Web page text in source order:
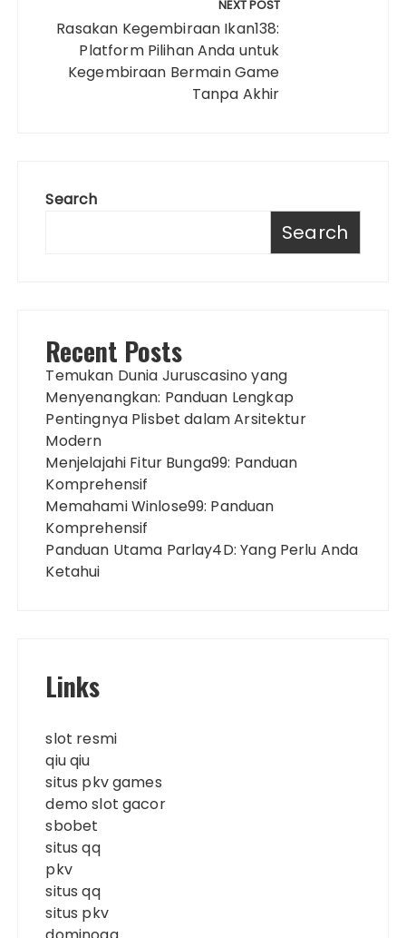
NEXT POST
Rasakan Kegembiraan Ikan138:
Platform Pilihan Anda untuk
Kegembiraan Bermain Game
Tanpa Akhir
Search
Search
Recent Posts
Temukan Dunia Juruscasino yang
Menyenangkan: Panduan Lengkap
Pentingnya Plisbet dalam Arsitektur
Modern
Menjelajahi Fitur Bunga99: Panduan
Komprehensif
Memahami Winlose99: Panduan
Komprehensif
Panduan Utama Parlay4D: Yang Perlu Anda
Ketahui
Links
slot resmi
qiu qiu
situs pkv games
demo slot gacor
sbobet
situs qq
pkv
situs qq
situs pkv